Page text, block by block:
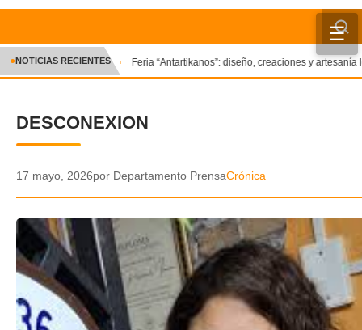
☰
INICIO
CRÓNICA
DEPORTES
POLICIAL
POLÍTICA
AUDIOS
VIDEOS
●NOTICIAS RECIENTES Feria “Antartikanos”: diseño, creaciones y
DESCONEXION
17 mayo, 2026por Departamento PrensaCrónica